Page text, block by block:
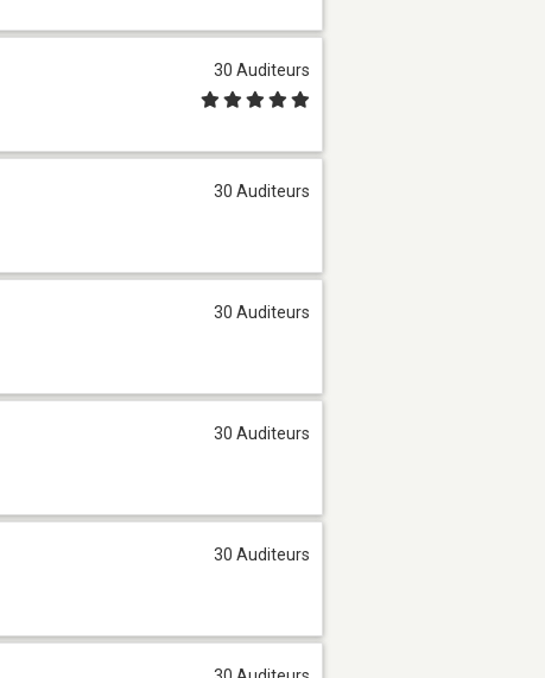
30 Auditeurs
30 Auditeurs
30 Auditeurs
30 Auditeurs
30 Auditeurs